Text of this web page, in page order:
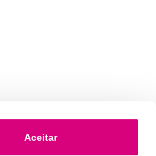
Aceitar